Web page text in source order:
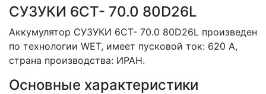
СУЗУКИ 6СТ- 70.0 80D26L
Аккумулятор СУЗУКИ 6СТ- 70.0 80D26L произведен
по технологии WET, имеет пусковой ток: 620 A,
страна производства: ИРАН.
Основные характеристики